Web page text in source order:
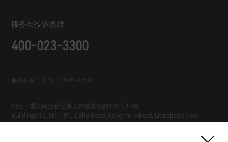
服务与投诉热线
400-023-3300
服务时间：工作日09:00-18:30
地址：重庆两江新区康美街道紫竹路101号13幢
Buildings 13, No. 101, Zizhu Road, Kangmei Street, Liangjiang New